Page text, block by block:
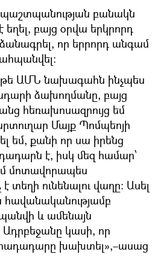
բանակն
բայց օրվա երկրորդ
որ երրորդ անգամ
թե ԱՄՆ նախագահն ինչպես
ձախողմանը, բայց
հեռախոսազրույց եմ
Մայք Պոմպեոյի
եմ, քանի որ սա իրենց
է, իսկ մեզ համար՝
մոտավորապես
տեղի ունենալու վաղը։ Ասել
հավանականությամբ
և ամենայն
կասի, որ
խախտել»,–ասաց